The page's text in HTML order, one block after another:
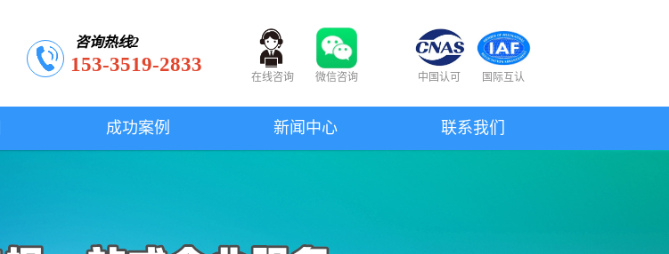
咨询热线2
153-3519-2833
在线咨询 微信咨询 中国认可 国际互认
成功案例 新闻中心 联系我们